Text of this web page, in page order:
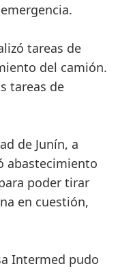
tareas de
del camión.
tareas de
de Junín, a
abastecimiento
poder tirar
en cuestión,
Intermed pudo